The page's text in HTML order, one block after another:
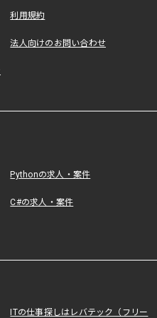
利用規約
法人向けのお問い合わせ
Pythonの求人・案件
C#の求人・案件
ITの仕事探しはレバテック（フリー